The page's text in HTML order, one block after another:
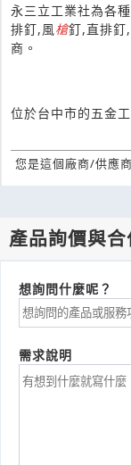
永三立工業社為各
排釘,風 槍釘,直排釘
商。
位於台中市的五金
您是這個廠商/供應
產品詢價與
想詢問什麼呢？
需求說明